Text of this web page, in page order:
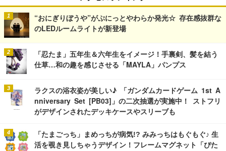
“おにぎりぼうや”がぷにっとやわらか発光☆ 存在感抜群な
のLEDルームライトが新登場
「忍たま」五年生＆六年生をイメージ！手裏剣、髪を結う
仕草…和の趣を感じさせる「MAYLA」パンプス
ラクスの浴衣姿が美しい♪ 「ガンダムカードゲーム 1st A
nniversary Set [PB03]」の二次抽選が実施中！ ストフリ
がデザインされたデッキケースやスリーブも
「たまごっち」まめっちが病気!? みみっちはもぐもぐ♪ 生
活を覗き見しちゃうデザイン！フレームマグネット「ぴた